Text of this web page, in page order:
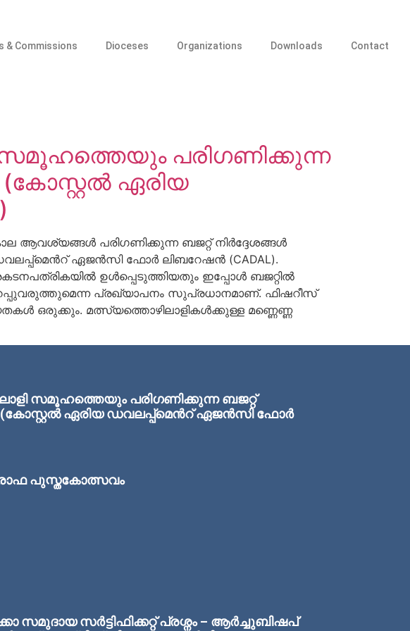
& Commissions Dioceses Organizations Downloads Contact
പരിഗണിക്കുന്ന
(കോസ്റ്റല്‍ ഏരിയ
ആവശ്യങ്ങള്‍ പരിഗണിക്കുന്ന ബജറ്റ് നിര്‍ദ്ദേശങ്ങള്‍
ഏജന്‍സി ഫോര്‍ ലിബറേഷന്‍ (CADAL).
ഉള്‍പ്പെടുത്തിയതും ഇപ്പോള്‍ ബജറ്റില്‍
പ്രഖ്യാപനം സുപ്രധാനമാണ്. ഫിഷറീസ്
ഒരുക്കും. മത്സ്യത്തൊഴിലാളികള്‍ക്കുള്ള മണ്ണെണ്ണ
സമൂഹത്തെയും പരിഗണിക്കുന്ന ബജറ്റ്
(കോസ്റ്റല്‍ ഏരിയ ഡവലപ്പ്മെന്‍റ് ഏജന്‍സി ഫോര്‍
പുസ്തകോത്സവം
സമുദായ സർട്ടിഫിക്കറ്റ് പ്രശ്നം – ആർച്ചുബിഷപ്